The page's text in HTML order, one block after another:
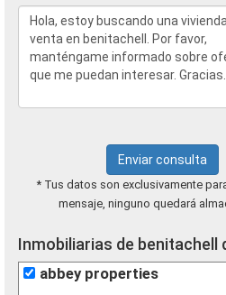
Enviar consulta
* Tus datos son exclusivamente
mensaje, ninguno quedará
Inmobiliarias de benitachell
abbey properties